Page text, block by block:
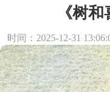
《树
时间：2025-12-31